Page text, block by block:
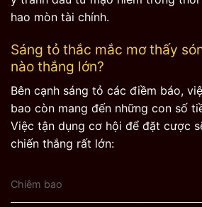
hao mòn tài chính.
Sáng tỏ thắc mắc mơ thấy
nào thắng lớn?
Bên cạnh sáng tỏ các điềm báo,
bao còn mang đến những con số
Việc tận dụng cơ hội để đặt cược
chiến thắng rất lớn:
Chiêm bao